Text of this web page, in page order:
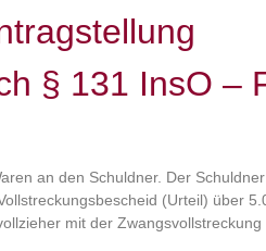
§ 131 InsO –
an den Schuldner. Der
(Urteil) über
mit der Zwangsvollstreckung